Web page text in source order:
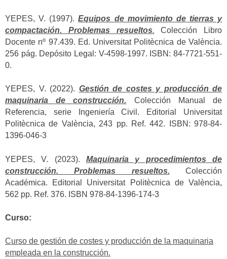
YEPES, V. (1997).Equipos de movimiento de tierras y
compactación. Problemas resueltos. Colección Libro
Docente nº 97.439. Ed. Universitat Politècnica de València.
256 pág. Depósito Legal: V-4598-1997. ISBN: 84-7721-551-
0.
YEPES, V. (2022). Gestión de costes y producción de
maquinaria de construcción. Colección Manual de
Referencia, serie Ingeniería Civil. Editorial Universitat
Politècnica de València, 243 pp. Ref. 442. ISBN: 978-84-
1396-046-3
YEPES, V. (2023). Maquinaria y procedimientos de
construcción. Problemas resueltos. Colección
Académica. Editorial Universitat Politècnica de València,
562 pp. Ref. 376. ISBN 978-84-1396-174-3
Curso:
Curso de gestión de costes y producción de la maquinaria
empleada en la construcción.